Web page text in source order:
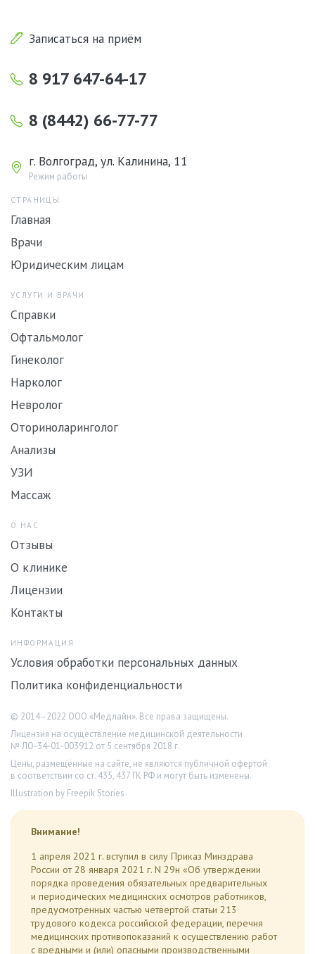
Записаться на приём
8 917 647-64-17
8 (8442) 66-77-77
г. Волгоград, ул. Калинина, 11
Режим работы
СТРАНИЦЫ
Главная
Врачи
Юридическим лицам
УСЛУГИ И ВРАЧИ
Справки
Офтальмолог
Гинеколог
Нарколог
Невролог
Оториноларинголог
Анализы
УЗИ
Массаж
О НАС
Отзывы
О клинике
Лицензии
Контакты
ИНФОРМАЦИЯ
Условия обработки персональных данных
Политика конфиденциальности
© 2014–2022 ООО «Медлайн». Все права защищены.
Лицензия на осуществление медицинской деятельности
№ ЛО‑34‑01‑003912 от 5 сентября 2018 г.
Цены, размещённые на сайте, не являются публичной офертой
в соответствии со ст. 435, 437 ГК РФ и могут быть изменены.
Illustration by Freepik Stories
Внимание!
1 апреля 2021 г. вступил в силу Приказ Минздрава
России от 28 января 2021 г. N 29н «Об утверждении
порядка проведения обязательных предварительных
и периодических медицинских осмотров работников,
предусмотренных частью четвертой статьи 213
трудового кодекса российской федерации, перечня
медицинских противопоказаний к осуществлению работ
с вредными и (или) опасными производственными